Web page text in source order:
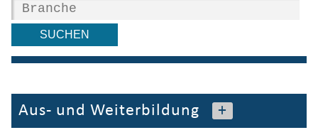
Aus- und Weiterbildung +